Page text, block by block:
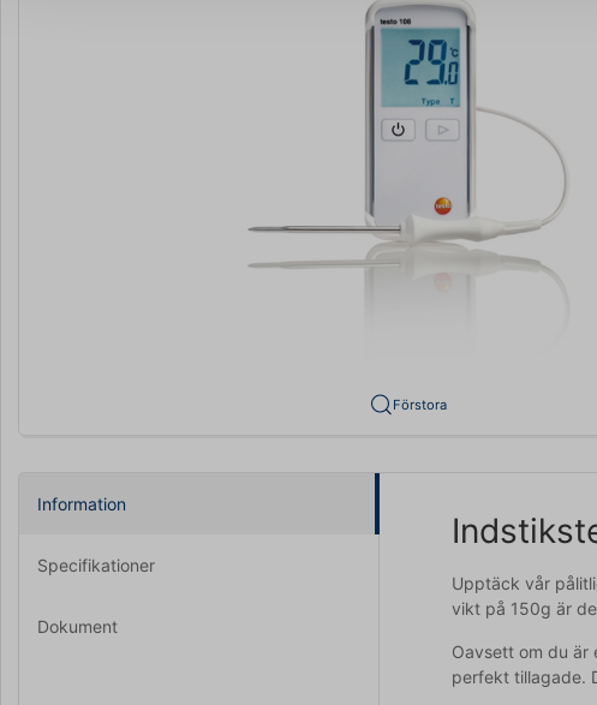
Förstora
Information
Specifikationer
Dokument
Upptäck vår
vikt på 150g är
Oavsett om du är
perfekt tillagade.